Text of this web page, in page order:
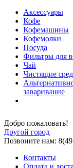
Аксессуары
Кофе
Кофемашины
Кофемолки
Посуда
Фильтры для
Чай
Чистящие
заваривание
Добро пожаловать!
Другой город
Позвоните нам:
Контакты
Оплата и